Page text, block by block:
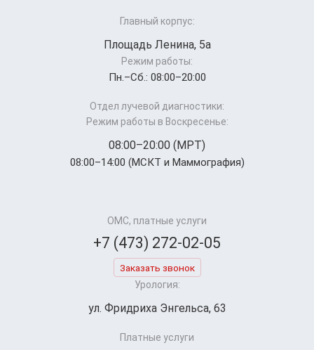
Главный корпус:
Площадь Ленина, 5а
Режим работы:
Пн.–Cб.: 08:00–20:00
Отдел лучевой диагностики:
Режим работы в Воскресенье:
08:00–20:00 (МРТ)
08:00–14:00 (МСКТ и Маммография)
ОМС, платные услуги
+7 (473) 272-02-05
Заказать звонок
Урология:
ул. Фридриха Энгельса, 63
Платные услуги